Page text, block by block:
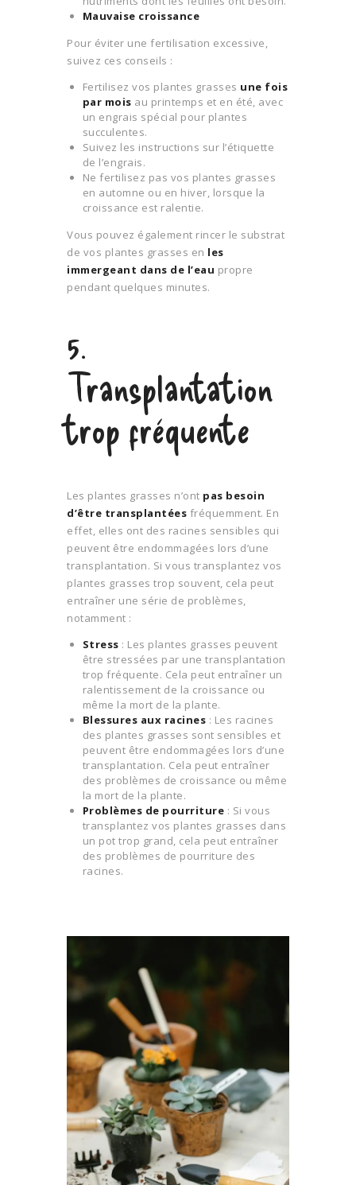
Mauvaise croissance
Pour éviter une fertilisation excessive,
suivez ces conseils :
Fertilisez vos plantes grasses une fois
par mois au printemps et en été, avec
un engrais spécial pour plantes
succulentes.
Suivez les instructions sur l’étiquette
de l’engrais.
Ne fertilisez pas vos plantes grasses
en automne ou en hiver, lorsque la
croissance est ralentie.
Vous pouvez également rincer le substrat
de vos plantes grasses en les
immergeant dans de l’eau propre
pendant quelques minutes.
5.
Transplantation
trop fréquente
Les plantes grasses n’ont pas besoin
d’être transplantées fréquemment. En
effet, elles ont des racines sensibles qui
peuvent être endommagées lors d’une
transplantation. Si vous transplantez vos
plantes grasses trop souvent, cela peut
entraîner une série de problèmes,
notamment :
Stress : Les plantes grasses peuvent
être stressées par une transplantation
trop fréquente. Cela peut entraîner un
ralentissement de la croissance ou
même la mort de la plante.
Blessures aux racines : Les racines
des plantes grasses sont sensibles et
peuvent être endommagées lors d’une
transplantation. Cela peut entraîner
des problèmes de croissance ou même
la mort de la plante.
Problèmes de pourriture : Si vous
transplantez vos plantes grasses dans
un pot trop grand, cela peut entraîner
des problèmes de pourriture des
racines.